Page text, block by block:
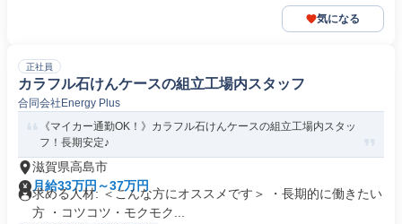
気になる
正社員
カラフル石けんケースの組立工場内スタッフ
合同会社Energy Plus
《マイカー通勤OK！》カラフル石けんケースの組立工場内スタッ
フ！長期安定♪
滋賀県高島市
月給33万円～37万円
求める人材: ＜こんな方にオススメです＞ ・長期的に働きたい
方 ・コツコツ・モクモク...